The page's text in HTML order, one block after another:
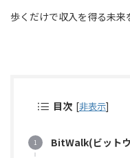
歩くだけで収入を得る未来
目次 [非表示]
BitWalk(ビット